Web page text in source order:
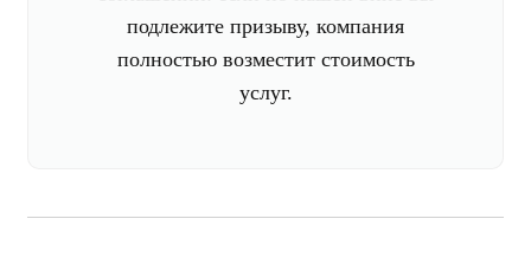
подлежите призыву, компания
полностью возместит стоимость
услуг.